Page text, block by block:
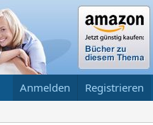
Anmelden Registrieren